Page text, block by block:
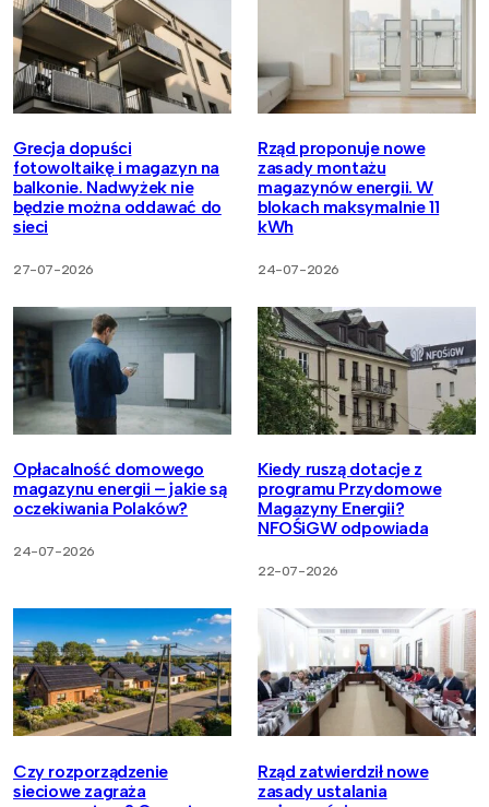
Grecja dopuści
fotowoltaikę i magazyn na
balkonie. Nadwyżek nie
będzie można oddawać do
sieci
27-07-2026
Rząd proponuje nowe
zasady montażu
magazynów energii. W
blokach maksymalnie 11
kWh
24-07-2026
Opłacalność domowego
magazynu energii – jakie są
oczekiwania Polaków?
24-07-2026
Kiedy ruszą dotacje z
programu Przydomowe
Magazyny Energii?
NFOŚiGW odpowiada
22-07-2026
Czy rozporządzenie
sieciowe zagraża
Rząd zatwierdził nowe
zasady ustalania